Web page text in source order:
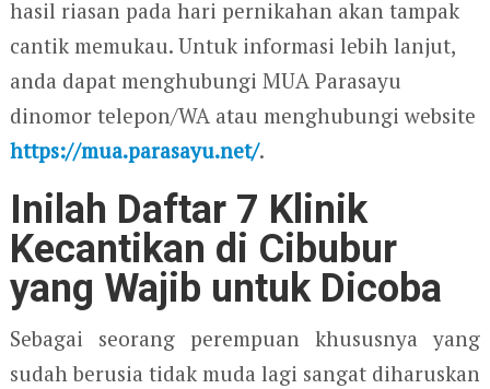
hasil riasan pada hari pernikahan akan tampak
cantik memukau. Untuk informasi lebih lanjut,
anda dapat menghubungi MUA Parasayu
dinomor telepon/WA atau menghubungi website
https://mua.parasayu.net/.
Inilah Daftar 7 Klinik
Kecantikan di Cibubur
yang Wajib untuk Dicoba
Sebagai seorang perempuan khususnya yang
sudah berusia tidak muda lagi sangat diharuskan